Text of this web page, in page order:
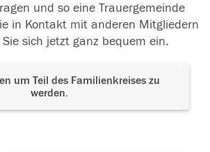
und so eine Trauergemeinde
in Kontakt mit anderen Mitgliedern
sich jetzt ganz bequem ein.
um Teil des Familienkreises zu
werden.